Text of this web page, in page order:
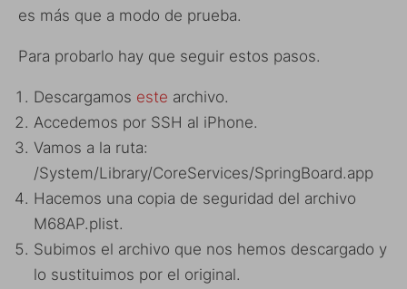
es más que a modo de prueba.
Para probarlo hay que seguir estos pasos.
Descargamos este archivo.
Accedemos por SSH al iPhone.
Vamos a la ruta:
/System/Library/CoreServices/SpringBoard.app
Hacemos una copia de seguridad del archivo
M68AP.plist.
Subimos el archivo que nos hemos descargado y
lo sustituimos por el original.